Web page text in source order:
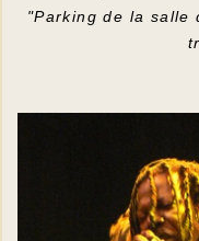
"Parking de la salle